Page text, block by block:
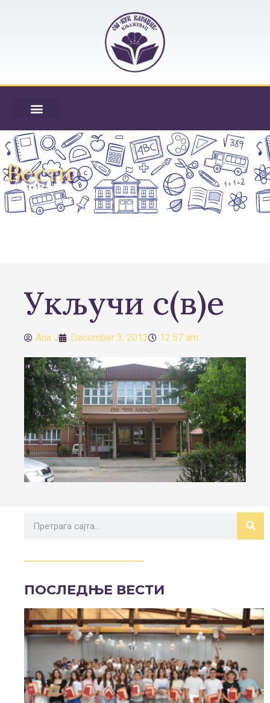
Вести
Укључи с(в)е
Ana J December 3, 2012 12:57 am
ПОСЛЕДЊЕ ВЕСТИ